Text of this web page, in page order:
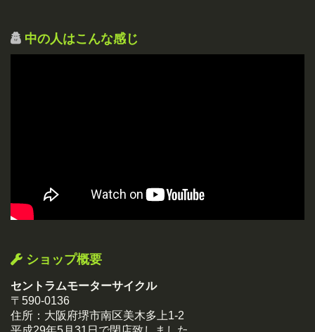
中の人はこんな感じ
ショップ概要
セントラムモーターサイクル
〒590-0136
住所：大阪府堺市南区美木多上1-2